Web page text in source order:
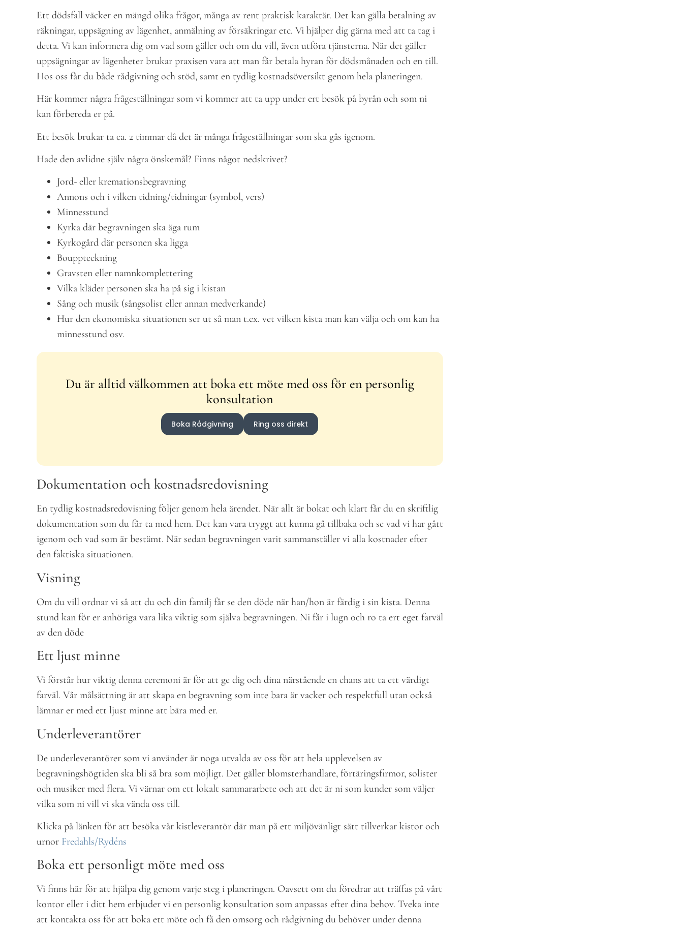
Ett dödsfall väcker en mängd olika frågor, många av rent praktisk karaktär. Det kan gälla betalning av
räkningar, uppsägning av lägenhet, anmälning av försäkringar etc. Vi hjälper dig gärna med att ta tag i
detta. Vi kan informera dig om vad som gäller och om du vill, även utföra tjänsterna. När det gäller
uppsägningar av lägenheter brukar praxisen vara att man får betala hyran för dödsmånaden och en till.
Hos oss får du både rådgivning och stöd, samt en tydlig kostnadsöversikt genom hela planeringen.
Här kommer några frågeställningar som vi kommer att ta upp under ert besök på byrån och som ni
kan förbereda er på.
Ett besök brukar ta ca. 2 timmar då det är många frågeställningar som ska gås igenom.
Hade den avlidne själv några önskemål? Finns något nedskrivet?
Jord- eller kremationsbegravning
Annons och i vilken tidning/tidningar (symbol, vers)
Minnesstund
Kyrka där begravningen ska äga rum
Kyrkogård där personen ska ligga
Bouppteckning
Gravsten eller namnkomplettering
Vilka kläder personen ska ha på sig i kistan
Sång och musik (sångsolist eller annan medverkande)
Hur den ekonomiska situationen ser ut så man t.ex. vet vilken kista man kan välja och om kan ha
minnesstund osv.
Du är alltid välkommen att boka ett möte med oss för en personlig
konsultation
Boka Rådgivning Ring oss direkt
Dokumentation och kostnadsredovisning
En tydlig kostnadsredovisning följer genom hela ärendet. När allt är bokat och klart får du en skriftlig
dokumentation som du får ta med hem. Det kan vara tryggt att kunna gå tillbaka och se vad vi har gått
igenom och vad som är bestämt. När sedan begravningen varit sammanställer vi alla kostnader efter
den faktiska situationen.
Visning
Om du vill ordnar vi så att du och din familj får se den döde när han/hon är färdig i sin kista. Denna
stund kan för er anhöriga vara lika viktig som själva begravningen. Ni får i lugn och ro ta ert eget farväl
av den döde
Ett ljust minne
Vi förstår hur viktig denna ceremoni är för att ge dig och dina närstående en chans att ta ett värdigt
farväl. Vår målsättning är att skapa en begravning som inte bara är vacker och respektfull utan också
lämnar er med ett ljust minne att bära med er.
Underleverantörer
De underleverantörer som vi använder är noga utvalda av oss för att hela upplevelsen av
begravningshögtiden ska bli så bra som möjligt. Det gäller blomsterhandlare, förtäringsfirmor, solister
och musiker med flera. Vi värnar om ett lokalt sammararbete och att det är ni som kunder som väljer
vilka som ni vill vi ska vända oss till.
Klicka på länken för att besöka vår kistleverantör där man på ett miljövänligt sätt tillverkar kistor och
urnor Fredahls/Rydéns
Boka ett personligt möte med oss
Vi finns här för att hjälpa dig genom varje steg i planeringen. Oavsett om du föredrar att träffas på vårt
kontor eller i ditt hem erbjuder vi en personlig konsultation som anpassas efter dina behov. Tveka inte
att kontakta oss för att boka ett möte och få den omsorg och rådgivning du behöver under denna